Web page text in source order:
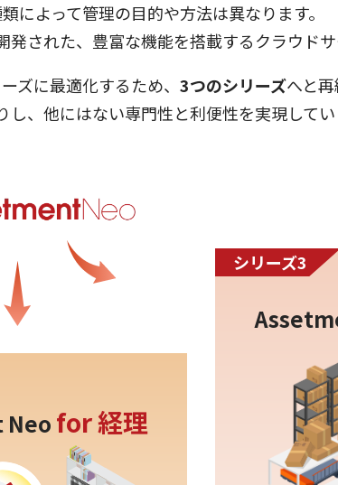
によって管理の目的や方法は異なります。
された、豊富な機能を搭載するクラウドサ
ズに最適化するため、 3つのシリーズへと再
、他にはない専門性と利便性を実現してい
Neofor 経理
シリーズ3